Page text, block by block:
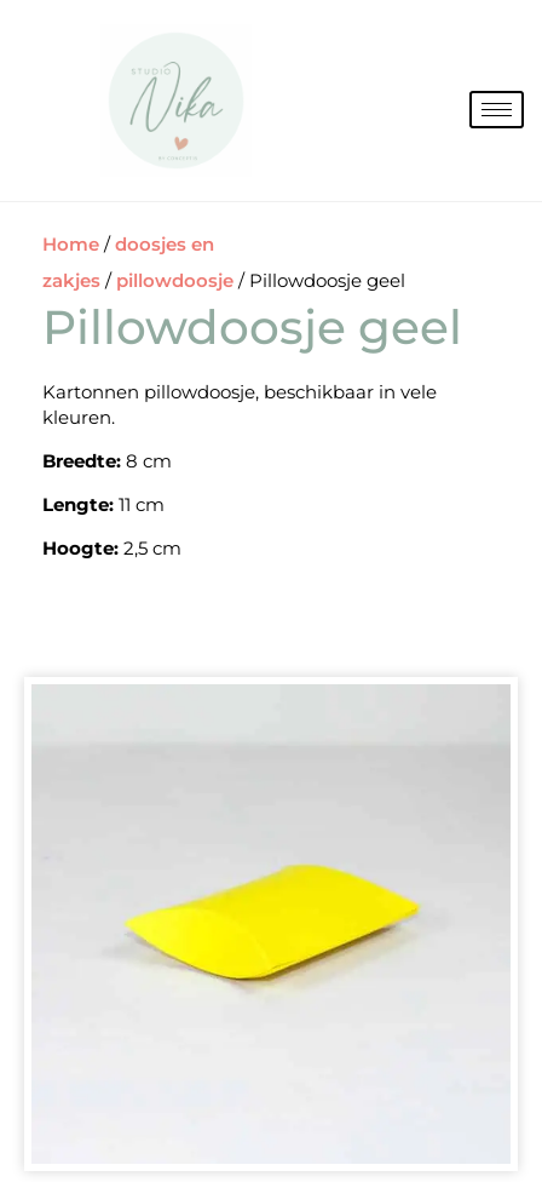
Home /doosjes en
zakjes / pillowdoosje / Pillowdoosje geel
Pillowdoosje geel
Kartonnen pillowdoosje, beschikbaar in vele
kleuren.
Breedte: 8 cm
Lengte: 11 cm
Hoogte: 2,5 cm